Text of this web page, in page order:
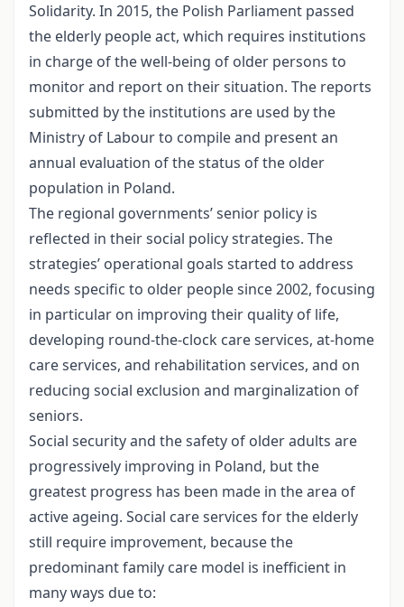
Solidarity. In 2015, the Polish Parliament passed
the elderly people act, which requires institutions
in charge of the well-being of older persons to
monitor and report on their situation. The reports
submitted by the institutions are used by the
Ministry of Labour to compile and present an
annual evaluation of the status of the older
population in Poland.
The regional governments’ senior policy is
reflected in their social policy strategies. The
strategies’ operational goals started to address
needs specific to older people since 2002, focusing
in particular on improving their quality of life,
developing round-the-clock care services, at-home
care services, and rehabilitation services, and on
reducing social exclusion and marginalization of
seniors.
Social security and the safety of older adults are
progressively improving in Poland, but the
greatest progress has been made in the area of
active ageing. Social care services for the elderly
still require improvement, because the
predominant family care model is inefficient in
many ways due to: